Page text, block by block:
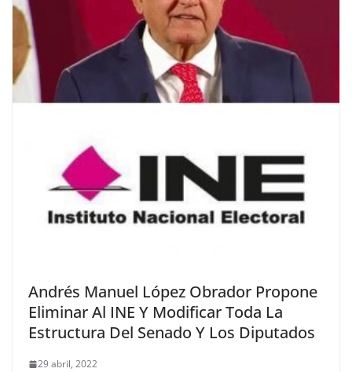
Andrés Manuel López Obrador Propone
Eliminar Al INE Y Modificar Toda La
Estructura Del Senado Y Los Diputados
29 abril, 2022